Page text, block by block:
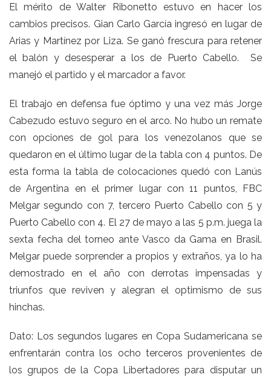
El mérito de Walter Ribonetto estuvo en hacer los
cambios precisos. Gian Carlo García ingresó en lugar de
Arias y Martínez por Liza. Se ganó frescura para retener
el balón y desesperar a los de Puerto Cabello. Se
manejó el partido y el marcador a favor.
El trabajo en defensa fue óptimo y una vez más Jorge
Cabezudo estuvo seguro en el arco. No hubo un remate
con opciones de gol para los venezolanos que se
quedaron en el último lugar de la tabla con 4 puntos. De
esta forma la tabla de colocaciones quedó con Lanús
de Argentina en el primer lugar con 11 puntos, FBC
Melgar segundo con 7, tercero Puerto Cabello con 5 y
Puerto Cabello con 4. El 27 de mayo a las 5 p.m. juega la
sexta fecha del torneo ante Vasco da Gama en Brasil.
Melgar puede sorprender a propios y extraños, ya lo ha
demostrado en el año con derrotas impensadas y
triunfos que reviven y alegran el optimismo de sus
hinchas.
Dato: Los segundos lugares en Copa Sudamericana se
enfrentarán contra los ocho terceros provenientes de
los grupos de la Copa Libertadores para disputar un